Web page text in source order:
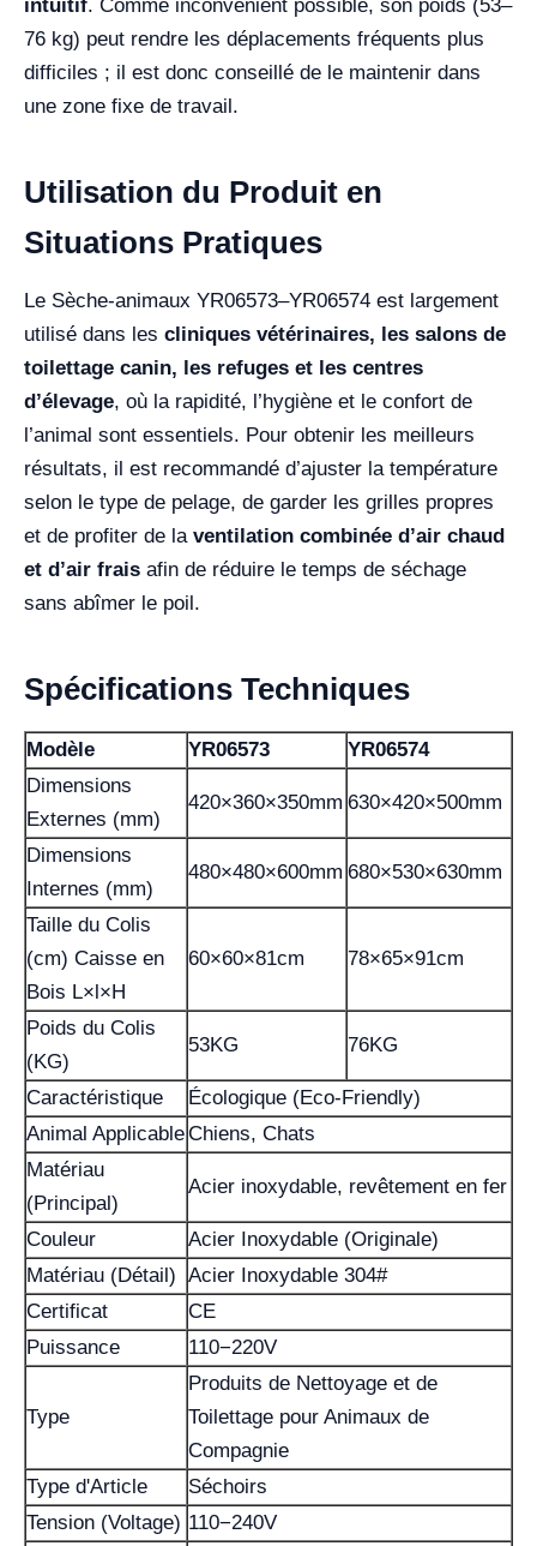
intuitif. Comme inconvénient possible, son poids (53–
76 kg) peut rendre les déplacements fréquents plus
difficiles ; il est donc conseillé de le maintenir dans
une zone fixe de travail.
Utilisation du Produit en
Situations Pratiques
Le Sèche-animaux YR06573–YR06574 est largement
utilisé dans les cliniques vétérinaires, les salons de
toilettage canin, les refuges et les centres
d’élevage, où la rapidité, l’hygiène et le confort de
l’animal sont essentiels. Pour obtenir les meilleurs
résultats, il est recommandé d’ajuster la température
selon le type de pelage, de garder les grilles propres
et de profiter de la ventilation combinée d’air chaud
et d’air frais afin de réduire le temps de séchage
sans abîmer le poil.
Spécifications Techniques
Modèle YR06573
YR06574
Dimensions
Externes (mm)
420×360×350mm 630×420×500mm
Dimensions
Internes (mm)
480×480×600mm 680×530×630mm
Taille du Colis
(cm) Caisse en
Bois L×l×H
60×60×81cm 78×65×91cm
Poids du Colis
(KG)
53KG 76KG
Caractéristique
Écologique (Eco-Friendly)
Animal ApplicableChiens, Chats
Matériau
(Principal)
Acier inoxydable, revêtement en fer
Couleur
Acier Inoxydable (Originale)
Matériau (Détail) Acier Inoxydable 304#
Certificat
CE
Puissance
110−220V
Type
Produits de Nettoyage et de
Toilettage pour Animaux de
Compagnie
Type d'Article
Séchoirs
Tension (Voltage) 110−240V